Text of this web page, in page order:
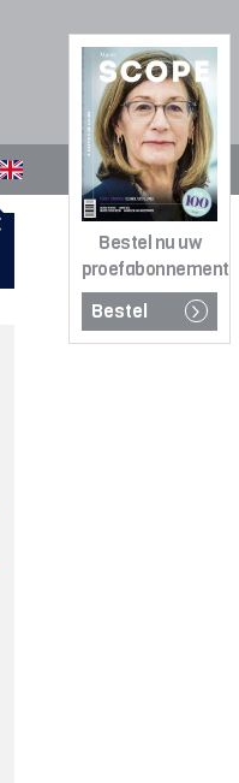
Bestel nu uw
proefabonnement
Bestel